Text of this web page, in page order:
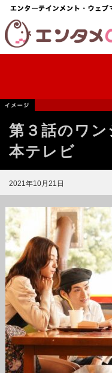
第３話のワ
本テレビ
2021年10月21日